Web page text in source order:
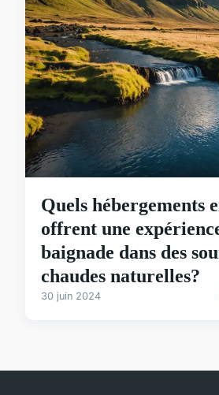
Quels hébergements
offrent une
baignade dans des
chaudes naturelles?
30 juin 2024